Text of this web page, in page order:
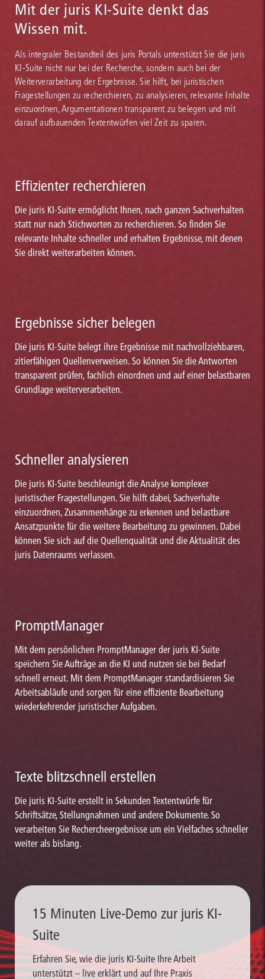
Mit der juris KI-Suite denkt das
Wissen mit.
Als integraler Bestandteil des juris Portals unterstützt Sie die juris
KI-Suite nicht nur bei der Recherche, sondern auch bei der
Weiterverarbeitung der Ergebnisse. Sie hilft, bei juristischen
Fragestellungen zu recherchieren, zu analysieren, relevante Inhalte
einzuordnen, Argumentationen transparent zu belegen und mit
darauf aufbauenden Textentwürfen viel Zeit zu sparen.
Effizienter recherchieren
Die juris KI-Suite ermöglicht Ihnen, nach ganzen Sachverhalten
statt nur nach Stichworten zu recherchieren. So finden Sie
relevante Inhalte schneller und erhalten Ergebnisse, mit denen
Sie direkt weiterarbeiten können.
Ergebnisse sicher belegen
Die juris KI-Suite belegt ihre Ergebnisse mit nachvollziehbaren,
zitierfähigen Quellenverweisen. So können Sie die Antworten
transparent prüfen, fachlich einordnen und auf einer belastbaren
Grundlage weiterverarbeiten.
Schneller analysieren
Die juris KI-Suite beschleunigt die Analyse komplexer
juristischer Fragestellungen. Sie hilft dabei, Sachverhalte
einzuordnen, Zusammenhänge zu erkennen und belastbare
Ansatzpunkte für die weitere Bearbeitung zu gewinnen. Dabei
können Sie sich auf die Quellenqualität und die Aktualität des
juris Datenraums verlassen.
PromptManager
Mit dem persönlichen PromptManager der juris KI-Suite
speichern Sie Aufträge an die KI und nutzen sie bei Bedarf
schnell erneut. Mit dem PromptManager standardisieren Sie
Arbeitsabläufe und sorgen für eine effiziente Bearbeitung
wiederkehrender juristischer Aufgaben.
Texte blitzschnell erstellen
Die juris KI-Suite erstellt in Sekunden Textentwürfe für
Schriftsätze, Stellungnahmen und andere Dokumente. So
verarbeiten Sie Rechercheergebnisse um ein Vielfaches schneller
weiter als bislang.
15 Minuten Live-Demo zur juris KI-
Suite
Erfahren Sie, wie die juris KI-Suite Ihre Arbeit
unterstützt – live erklärt und auf Ihre Praxis